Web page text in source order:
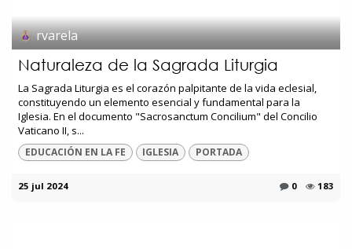
rvarela
Naturaleza de la Sagrada Liturgia
La Sagrada Liturgia es el corazón palpitante de la vida eclesial,
constituyendo un elemento esencial y fundamental para la
Iglesia. En el documento "Sacrosanctum Concilium" del Concilio
Vaticano II, s...
EDUCACIÓN EN LA FE IGLESIA PORTADA
25 jul 2024 0 183